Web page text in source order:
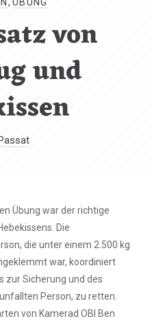
von
und
Übung war der richtige
Die
die unter einem 2.500 kg
war, koordiniert
zur Sicherung und des
Person, zu retten.
von Kamerad OBI Ben